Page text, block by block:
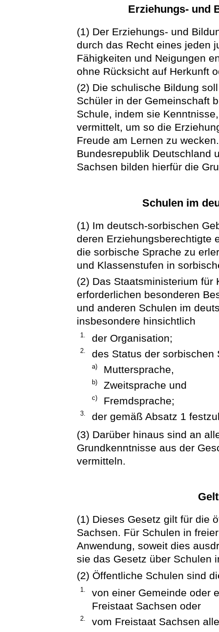
Erziehungs- und
(1) Der Erziehungs- und
durch das Recht eines jeden
Fähigkeiten und Neigungen
ohne Rücksicht auf Herkunft
(2) Die schulische Bildung
Schüler in der Gemeinschaft
Schule, indem sie
vermittelt, um so die
Freude am Lernen zu
Bundesrepublik Deutschland
Sachsen bilden hierfür die
Schulen im
(1) Im deutsch-sorbischen
deren Erziehungsberechtigte
die sorbische Sprache zu
und Klassenstufen in
(2) Das Staatsministerium für
erforderlichen besonderen
und anderen Schulen im
insbesondere hinsichtlich
1. der Organisation;
2. des Status der sorbischen
a) Muttersprache,
b) Zweitsprache und
c) Fremdsprache;
3.
der gemäß Absatz 1
(3) Darüber hinaus sind an
Grundkenntnisse aus der
vermitteln.
(1) Dieses Gesetz gilt für die
Sachsen. Für Schulen in
Anwendung, soweit dies
sie das Gesetz über Schulen
(2) Öffentliche Schulen sind
1.
von einer Gemeinde oder
Freistaat Sachsen oder
2. vom Freistaat Sachsen